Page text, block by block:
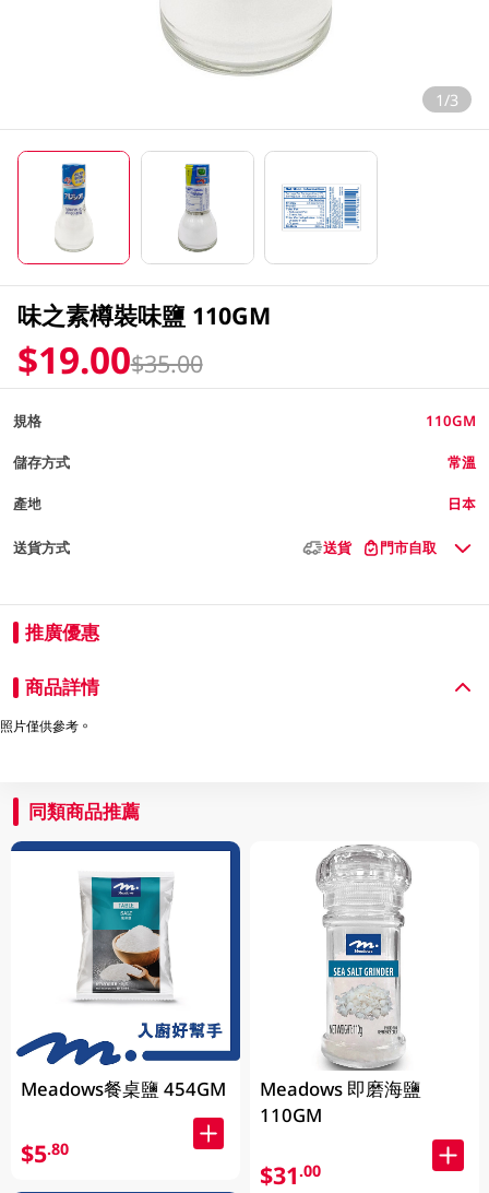
1/3
味之素樽裝味鹽 110GM
$19.00$35.00
規格 110GM
儲存方式 常溫
產地 日本
送貨方式 送貨 門市自取
推廣優惠
商品詳情
照片僅供參考。
同類商品推薦
Meadows餐桌鹽 454GM
$5.80
Meadows 即磨海鹽
110GM
$31.00